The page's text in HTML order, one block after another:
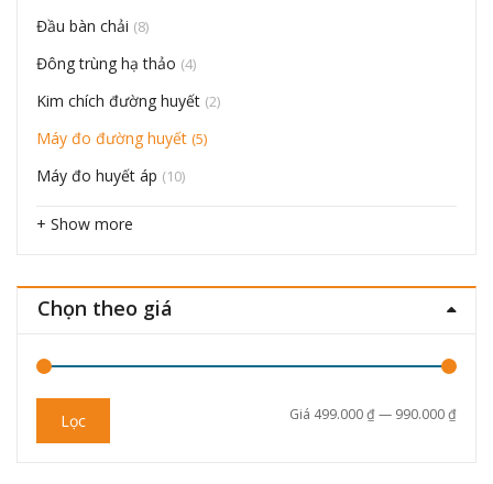
Đầu bàn chải (8)
Đông trùng hạ thảo (4)
Kim chích đường huyết (2)
Máy đo đường huyết (5)
Máy đo huyết áp (10)
+ Show more
Chọn theo giá
Giá
Giá
Lọc Giá 499.000 ₫— 990.000 ₫